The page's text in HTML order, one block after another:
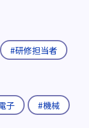
#研修担当者
子 #機械